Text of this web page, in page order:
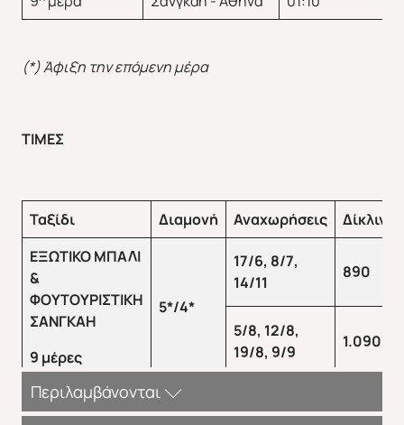
Φθινόπωρο 2026 Mika's Exclusive Groups
(*) Άφιξη την επόμενη μέρα
ΤΙΜΕΣ
Ταξίδι Διαμονή Αναχωρήσεις
Δίκλινο
ΕΞΩΤΙΚΟ ΜΠΑΛΙ
&
ΦΟΥΤΟΥΡΙΣΤΙΚΗ
ΣΑΝΓΚΑΗ
9 μέρες
5*/4*
17/6, 8/7,
14/11
890
5/8, 12/8,
19/8, 9/9
1.090
Περιλαμβάνονται